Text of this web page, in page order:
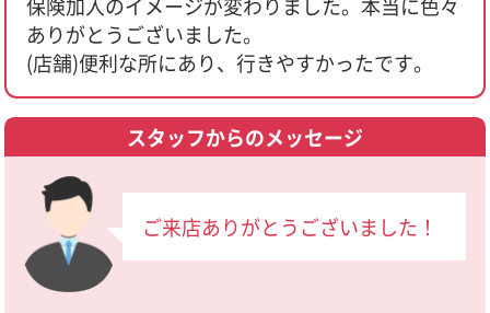
ありがとうございました。
(店舗)便利な所にあり、行きやすかったです。
スタッフからのメッセージ
ご来店ありがとうございました！